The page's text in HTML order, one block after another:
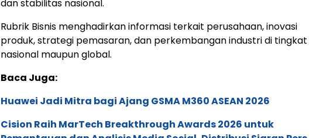
dan stabilitas nasional.
Rubrik Bisnis menghadirkan informasi terkait perusahaan, inovasi
produk, strategi pemasaran, dan perkembangan industri di tingkat
nasional maupun global.
Baca Juga:
Huawei Jadi Mitra bagi Ajang GSMA M360 ASEAN 2026
Cision Raih MarTech Breakthrough Awards 2026 untuk